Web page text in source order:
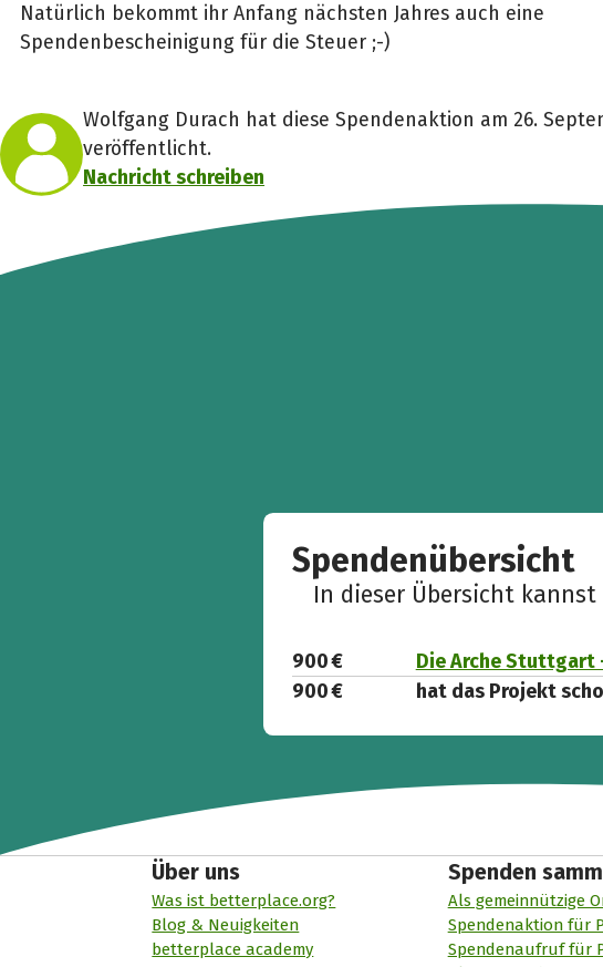
Natürlich bekommt ihr Anfang nächsten Jahres auch eine
Spendenbescheinigung für die Steuer ;-)
Wolfgang Durach hat diese Spendenaktion am 26.
veröffentlicht.
Nachricht schreiben
Spendenübersicht
In dieser Übersicht
900 €
Die Arche Stuttgart
900 €
hat das Projekt
Über uns
Was ist betterplace.org?
Blog & Neuigkeiten
betterplace academy
Spenden
Als gemeinnützige
Spendenaktion für
Spendenaufruf für